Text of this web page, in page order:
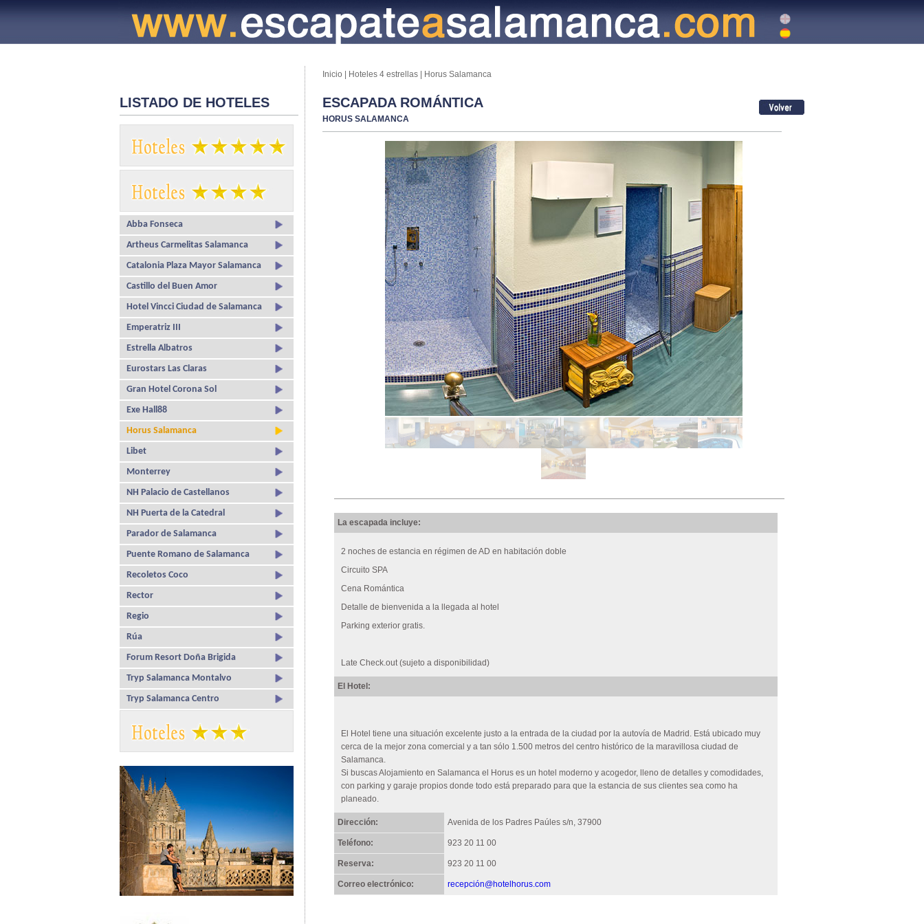
LISTADO DE HOTELES
Abba Fonseca
Artheus Carmelitas Salamanca
Catalonia Plaza Mayor Salamanca
Castillo del Buen Amor
Hotel Vincci Ciudad de Salamanca
Emperatriz III
Estrella Albatros
Eurostars Las Claras
Gran Hotel Corona Sol
Exe Hall88
Horus Salamanca
Libet
Monterrey
NH Palacio de Castellanos
NH Puerta de la Catedral
Parador de Salamanca
Puente Romano de Salamanca
Recoletos Coco
Rector
Regio
Rúa
Forum Resort Doña Brigida
Tryp Salamanca Montalvo
Tryp Salamanca Centro
Inicio Hoteles 4 estrellas Horus Salamanca
ESCAPADA ROMÁNTICA
HORUS SALAMANCA
La escapada incluye:
2 noches de estancia en régimen de AD en habitación doble
Circuito SPA
Cena Romántica
Detalle de bienvenida a la llegada al hotel
Parking exterior gratis.
Late Check.out (sujeto a disponibilidad)
El Hotel:
El Hotel tiene una situación excelente justo a la entrada de la ciudad por la autovía de Madrid. Está ubicado muy
cerca de la mejor zona comercial y a tan sólo 1.500 metros del centro histórico de la maravillosa ciudad de
Salamanca.
Si buscas Alojamiento en Salamanca el Horus es un hotel moderno y acogedor, lleno de detalles y comodidades,
con parking y garaje propios donde todo está preparado para que la estancia de sus clientes sea como ha
planeado.
Dirección: Avenida de los Padres Paúles s/n, 37900
Teléfono: 923 20 11 00
Reserva: 923 20 11 00
Correo electrónico: recepción@hotelhorus.com